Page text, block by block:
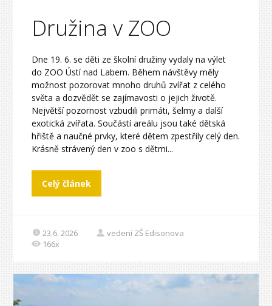
Družina v ZOO
Dne 19. 6. se děti ze školní družiny vydaly na výlet
do ZOO Ústí nad Labem. Během návštěvy měly
možnost pozorovat mnoho druhů zvířat z celého
světa a dozvědět se zajímavosti o jejich životě.
Největší pozornost vzbudili primáti, šelmy a další
exotická zvířata. Součástí areálu jsou také dětská
hřiště a naučné prvky, které dětem zpestřily celý den.
Krásně strávený den v zoo s dětmi...
Celý článek
23.6. 2026
vedení ZŠ Edisonova
166x